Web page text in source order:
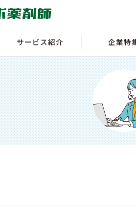
サービス紹介 企業特